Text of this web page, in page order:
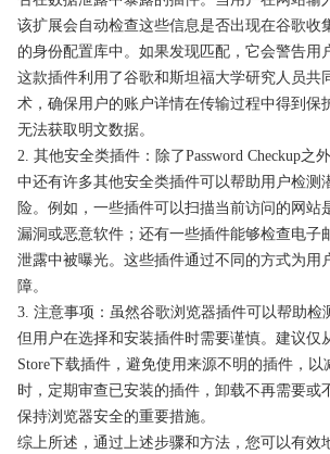
该扩展会自动检查这些信息是否出现在谷歌收
的身份配置库中。如果发现匹配，它会警告用
这款插件利用了谷歌和斯坦福大学研究人员共
术，确保用户的账户详情在传输过程中得到保
无法获取明文数据。
2. 其他安全类插件：除了Password Checkup之
中还有许多其他安全类插件可以帮助用户检测
险。例如，一些插件可以扫描当前访问的网站
漏洞或恶意软件；还有一些插件能够检查电子
泄露中被曝光。这些插件通过不同的方式为用
障。
3. 注意事项：虽然谷歌浏览器插件可以帮助检
但用户在选择和安装插件时需要谨慎。建议仅
Store下载插件，避免使用来源不明的插件，以
时，定期审查已安装的插件，卸载不再需要或
保持浏览器安全的重要措施。
综上所述，通过上述步骤和方法，您可以有效